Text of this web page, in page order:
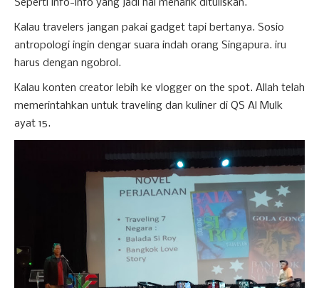
Seperti info-info yang jadi hal menarik dituliskan.
Kalau travelers jangan pakai gadget tapi bertanya. Sosio
antropologi ingin dengar suara indah orang Singapura. iru
harus dengan ngobrol.
Kalau konten creator lebih ke vlogger on the spot. Allah telah
memerintahkan untuk traveling dan kuliner di QS Al Mulk
ayat 15.